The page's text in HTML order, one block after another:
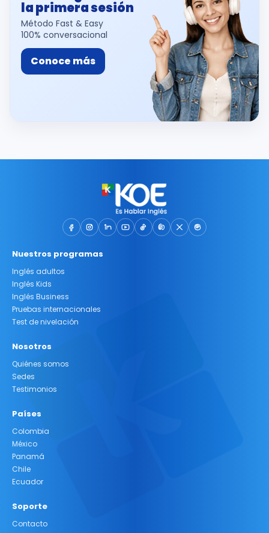
la primera sesión
Método Fast & Easy
100% conversacional
Conoce más
Nuestros programas
Inglés adultos
Inglés Kids
Inglés Business
Pruebas internacionales
Test de nivelación
Nosotros
Quiénes somos
Sedes
Testimonios
Países
Colombia
México
Panamá
Chile
Ecuador
Soporte
Contacto